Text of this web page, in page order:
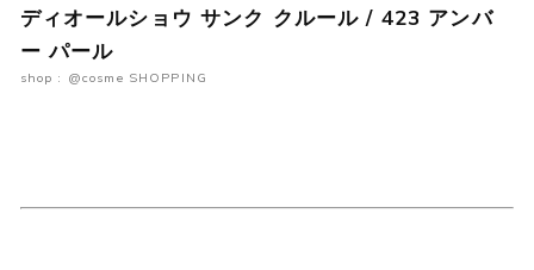
ディオールショウ サンク クルール / 423 アンバ
ー パール
shop : @cosme SHOPPING